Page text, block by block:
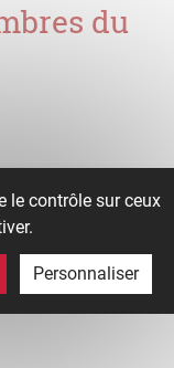
du
les années 70 :
le contrôle sur ceux
Personnaliser